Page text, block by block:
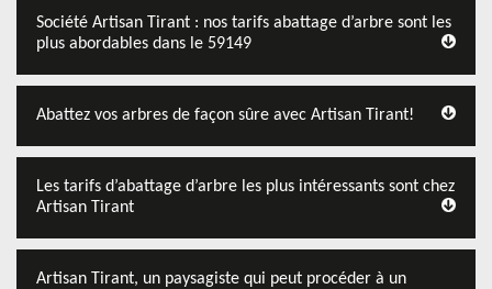
Société Artisan Tirant : nos tarifs abattage d’arbre sont les
plus abordables dans le 59149
Abattez vos arbres de façon sûre avec Artisan Tirant!
Les tarifs d’abattage d’arbre les plus intéressants sont chez
Artisan Tirant
Artisan Tirant, un paysagiste qui peut procéder à un